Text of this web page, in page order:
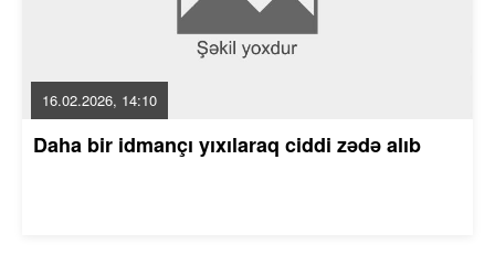
16.02.2026, 14:10
Daha bir idmançı yıxılaraq ciddi zədə alıb